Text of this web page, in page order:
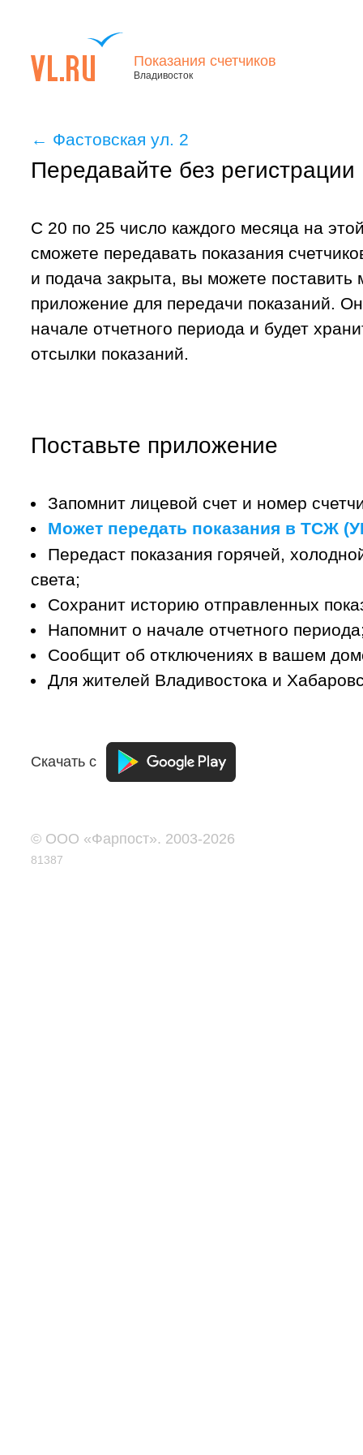
Показания счетчиков
Владивосток
← Фастовская ул. 2
Передавайте без регистрации
С 20 по 25 число каждого месяца на
сможете передавать показания
и подача закрыта, вы можете поставить
приложение для передачи показаний.
начале отчетного периода и будет
отсылки показаний.
Поставьте приложение
Запомнит лицевой счет и номер
Может передать показания в ТСЖ
Передаст показания горячей,
света;
Сохранит историю отправленных
Напомнит о начале отчетного
Сообщит об отключениях в вашем
Для жителей Владивостока и
Скачать с
© ООО «Фарпост». 2003-2026
81387